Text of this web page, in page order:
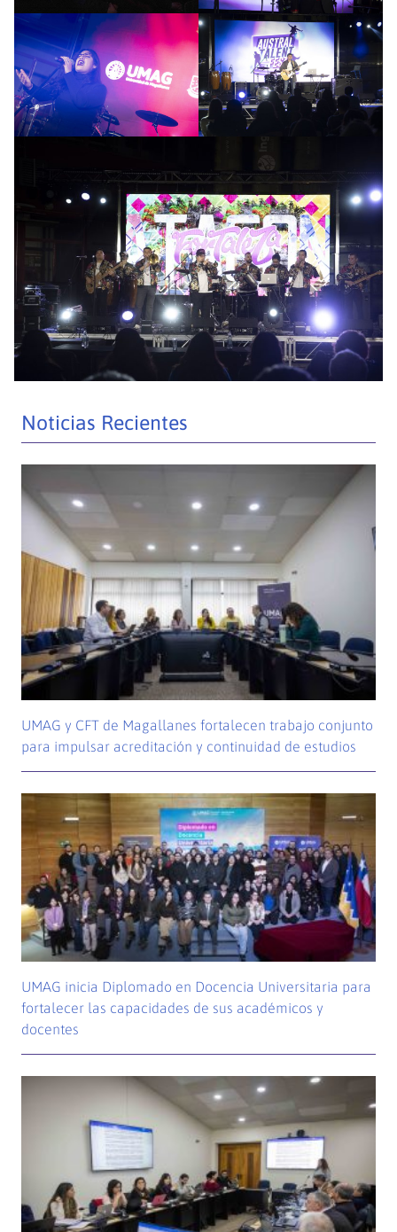
Noticias Recientes
UMAG y CFT de Magallanes fortalecen trabajo conjunto
para impulsar acreditación y continuidad de estudios
UMAG inicia Diplomado en Docencia Universitaria para
fortalecer las capacidades de sus académicos y
docentes